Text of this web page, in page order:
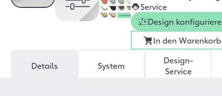
Service
Design
In den Warenkorb
Details System
Design-
Service